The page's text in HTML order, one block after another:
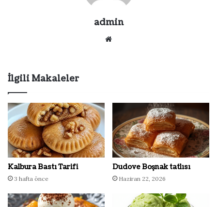
admin
İlgili Makaleler
Kalbura Bastı Tarifi
3 hafta önce
Dudove Boşnak tatlısı
Haziran 22, 2026